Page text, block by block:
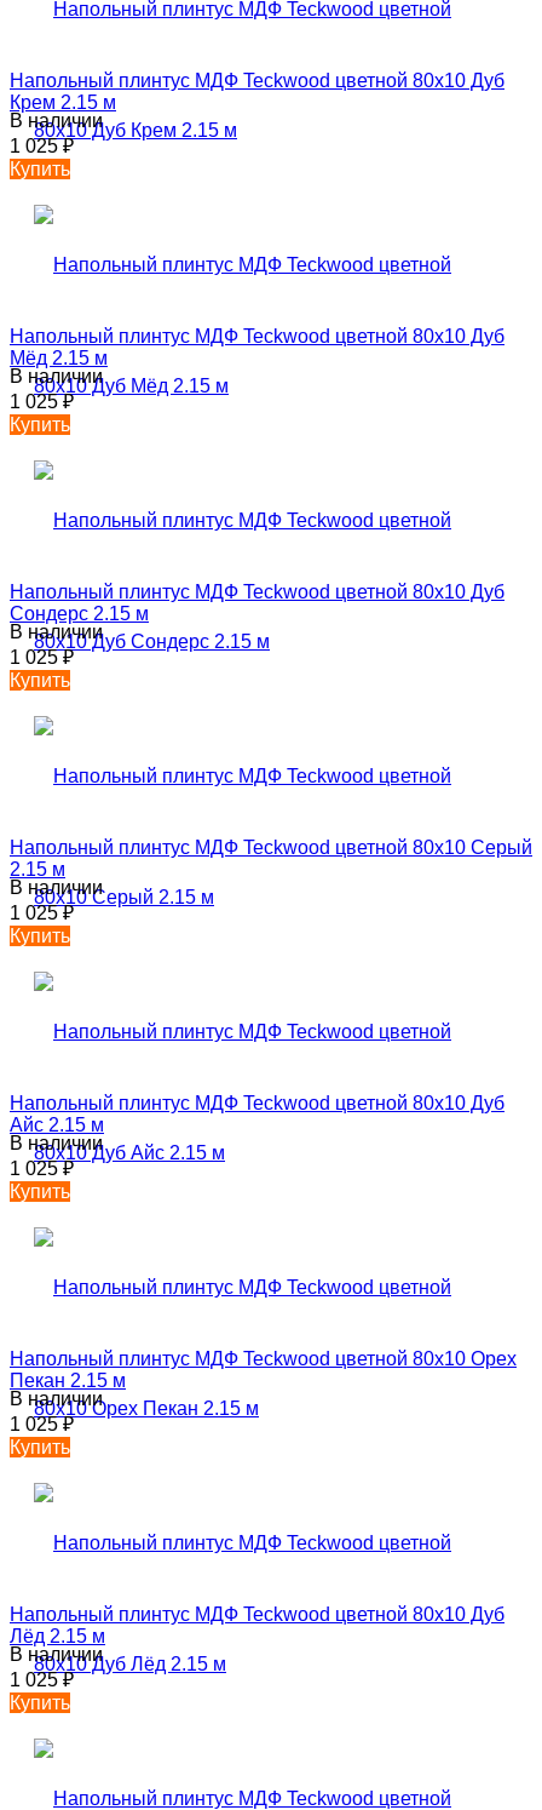
Напольный плинтус МДФ Teckwood цветной 80х10 Дуб
Крем 2.15 м
В наличии
1 025₽
Купить
Напольный плинтус МДФ Teckwood цветной 80х10 Дуб
Мёд 2.15 м
В наличии
1 025₽
Купить
Напольный плинтус МДФ Teckwood цветной 80х10 Дуб
Сондерс 2.15 м
В наличии
1 025₽
Купить
Напольный плинтус МДФ Teckwood цветной 80х10 Серый
2.15 м
В наличии
1 025₽
Купить
Напольный плинтус МДФ Teckwood цветной 80х10 Дуб
Айс 2.15 м
В наличии
1 025₽
Купить
Напольный плинтус МДФ Teckwood цветной 80х10 Орех
Пекан 2.15 м
В наличии
1 025₽
Купить
Напольный плинтус МДФ Teckwood цветной 80х10 Дуб
Лёд 2.15 м
В наличии
1 025₽
Купить